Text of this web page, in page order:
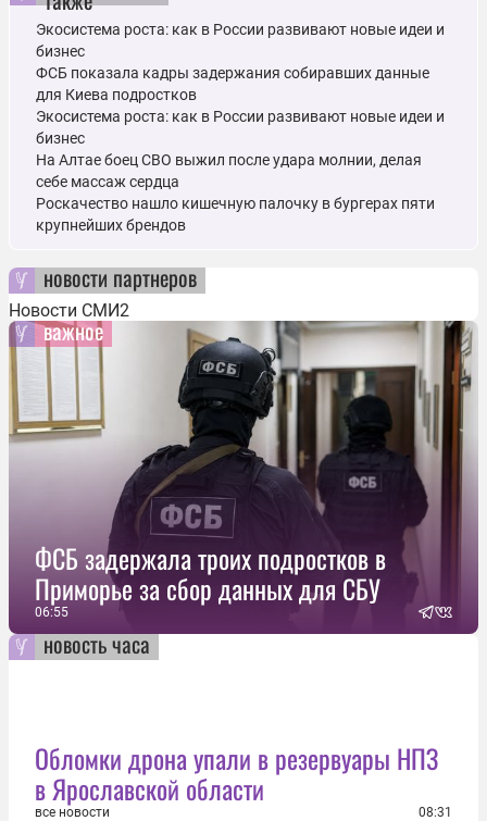
Экосистема роста: как в России развивают новые идеи и
бизнес
ФСБ показала кадры задержания собиравших данные
для Киева подростков
Экосистема роста: как в России развивают новые идеи и
бизнес
На Алтае боец СВО выжил после удара молнии, делая
себе массаж сердца
Роскачество нашло кишечную палочку в бургерах пяти
крупнейших брендов
новости партнеров
Новости СМИ2
важное
ФСБ задержала троих подростков в
Приморье за сбор данных для СБУ
06:55
новость часа
Обломки дрона упали в резервуары НПЗ
в Ярославской области
все новости 08:31